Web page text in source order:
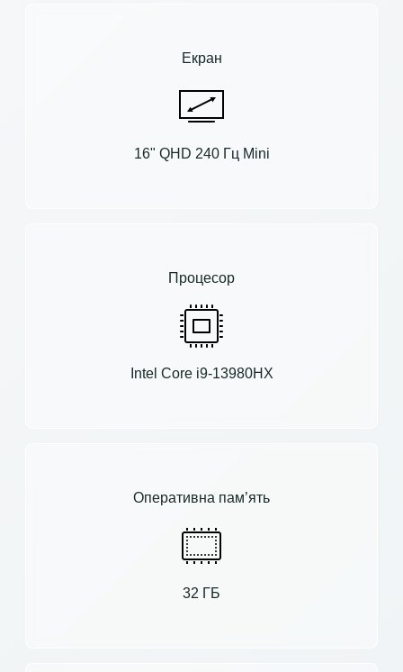
Екран
16" QHD 240 Гц Mini
Процесор
Intel Core i9-13980HX
Оперативна пам’ять
32 ГБ